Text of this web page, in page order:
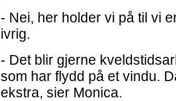
- Nei, her holder vi på til vi
ivrig.
- Det blir gjerne
som har flydd på et vindu.
ekstra, sier Monica.